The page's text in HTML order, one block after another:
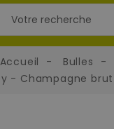
Accueil
Bulles
- Champagne